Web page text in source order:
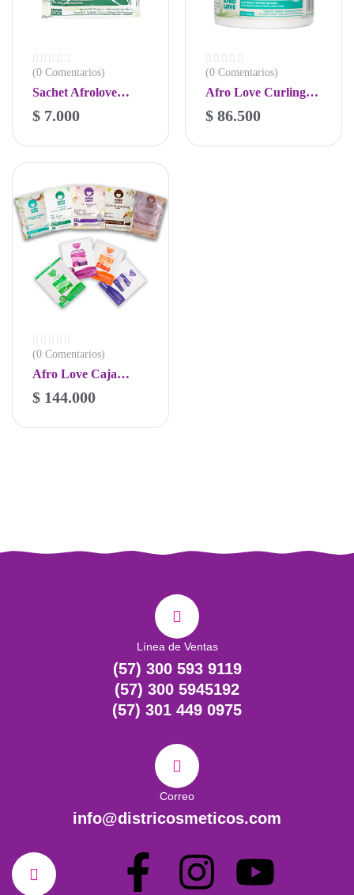
(0 Comentarios)
Sachet Afrolove
Detox 30g
$ 7.000
(0 Comentarios)
Afro Love Curling
Pure Crema Para
$ 86.500
(0 Comentarios)
Afro Love Caja
Sachets Curly Love
$ 144.000
Línea de Ventas
(57) 300 593 9119
(57) 300 5945192
(57) 301 449 0975
Correo
info@districosmeticos.com